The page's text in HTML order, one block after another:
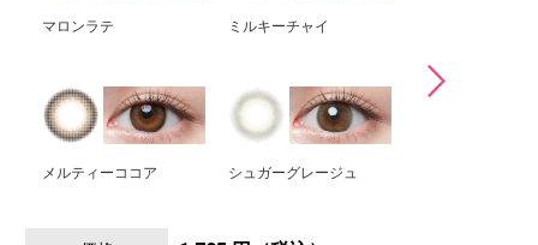
マロンラテ ミルキーチャイ
メルティーココア シュガーグレージュ